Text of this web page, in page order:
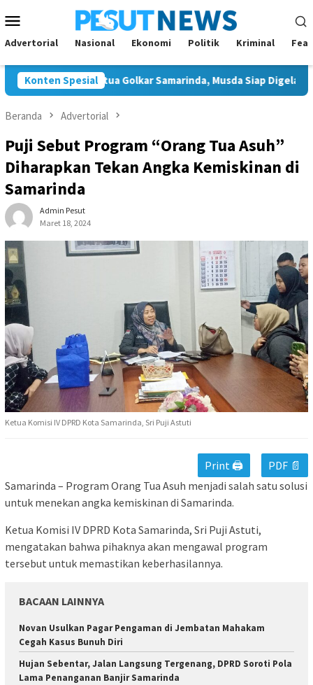
ke
kontenMobile
Advertorial Nasional Ekonomi Politik Kriminal
Konten Spesial
Tunggal Ketua Golkar Samarinda, Musda Siap Digelar 8
Beranda Advertorial
Puji Sebut Program “Orang Tua Asuh”
Diharapkan Tekan Angka Kemiskinan di
Samarinda
Admin Pesut
Maret 18, 2024
Ketua Komisi IV DPRD Kota Samarinda, Sri Puji Astuti
Print 🖨
PDF 📄
Samarinda – Program Orang Tua Asuh menjadi salah satu solusi
untuk menekan angka kemiskinan di Samarinda.
Ketua Komisi IV DPRD Kota Samarinda, Sri Puji Astuti,
mengatakan bahwa pihaknya akan mengawal program
tersebut untuk memastikan keberhasilannya.
BACAAN LAINNYA
Novan Usulkan Pagar Pengaman di Jembatan Mahakam
Cegah Kasus Bunuh Diri
Hujan Sebentar, Jalan Langsung Tergenang, DPRD Soroti Pola
Lama Penanganan Banjir Samarinda